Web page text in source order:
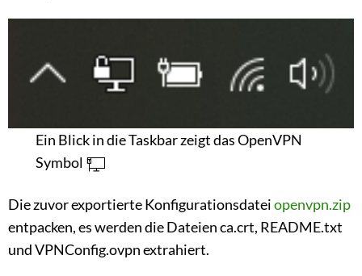
Ein Blick in die Taskbar zeigt das OpenVPN
Symbol
Die zuvor exportierte Konfigurationsdateiopenvpn.zip
entpacken, es werden die Dateien ca.crt, README.txt
und VPNConfig.ovpn extrahiert.